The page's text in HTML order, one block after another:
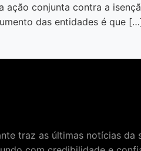
ação conjunta contra a
das entidades é que
traz as últimas notícias da